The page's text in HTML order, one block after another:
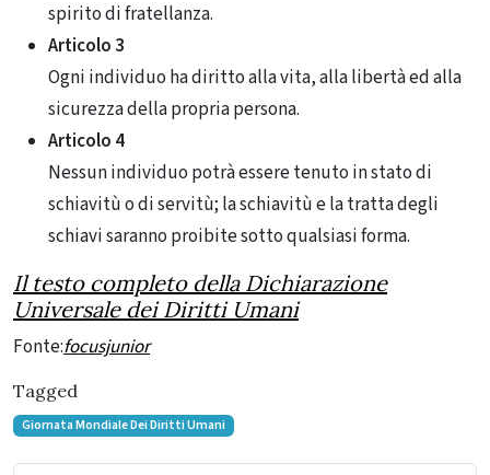
spirito di fratellanza.
Articolo 3
Ogni individuo ha diritto alla vita, alla libertà ed alla
sicurezza della propria persona.
Articolo 4
Nessun individuo potrà essere tenuto in stato di
schiavitù o di servitù; la schiavitù e la tratta degli
schiavi saranno proibite sotto qualsiasi forma.
Il testo completo della Dichiarazione
Universale dei Diritti Umani
Fonte:focusjunior
Tagged
Giornata Mondiale Dei Diritti Umani